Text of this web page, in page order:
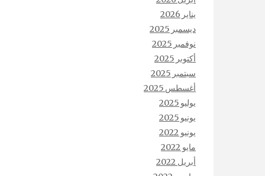
يناير 2026
ديسمبر 2025
نوفمبر 2025
أكتوبر 2025
سبتمبر 2025
أغسطس 2025
يوليو 2025
يونيو 2025
يونيو 2022
مايو 2022
أبريل 2022